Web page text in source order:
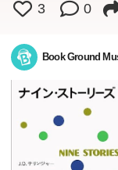
3 0
Book Ground